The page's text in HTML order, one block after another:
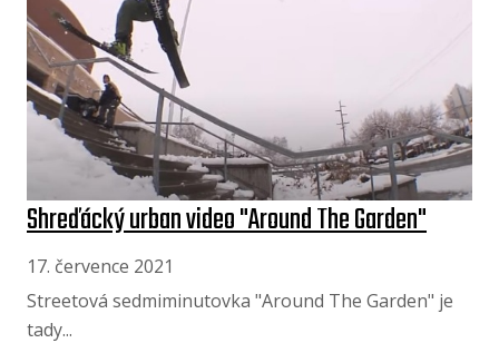
Shreďácký urban video "Around The Garden"
17. července 2021
Streetová sedmiminutovka "Around The Garden" je
tady...